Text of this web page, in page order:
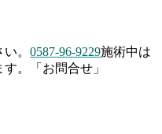
。 0587-96-9229施術中は
。「お問合せ」